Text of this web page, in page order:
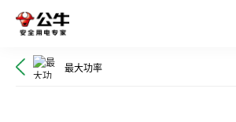
最大功率